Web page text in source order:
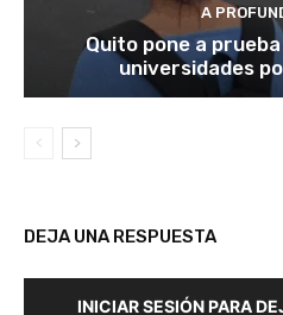
A
Quito pone a
universidades
DEJA UNA RESPUESTA
INICIAR SESIÓN PARA